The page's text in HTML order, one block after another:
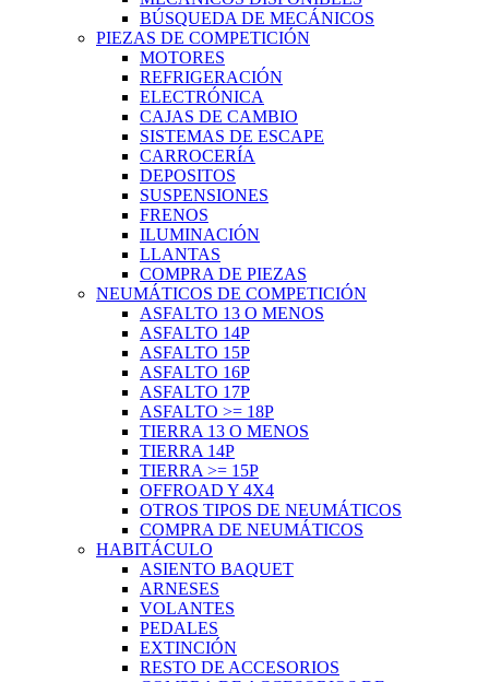
BÚSQUEDA DE MECÁNICOS
PIEZAS DE COMPETICIÓN
MOTORES
REFRIGERACIÓN
ELECTRÓNICA
CAJAS DE CAMBIO
SISTEMAS DE ESCAPE
CARROCERÍA
DEPOSITOS
SUSPENSIONES
FRENOS
ILUMINACIÓN
LLANTAS
COMPRA DE PIEZAS
NEUMÁTICOS DE COMPETICIÓN
ASFALTO 13 O MENOS
ASFALTO 14P
ASFALTO 15P
ASFALTO 16P
ASFALTO 17P
ASFALTO >= 18P
TIERRA 13 O MENOS
TIERRA 14P
TIERRA >= 15P
OFFROAD Y 4X4
OTROS TIPOS DE NEUMÁTICOS
COMPRA DE NEUMÁTICOS
HABITÁCULO
ASIENTO BAQUET
ARNESES
VOLANTES
PEDALES
EXTINCIÓN
RESTO DE ACCESORIOS